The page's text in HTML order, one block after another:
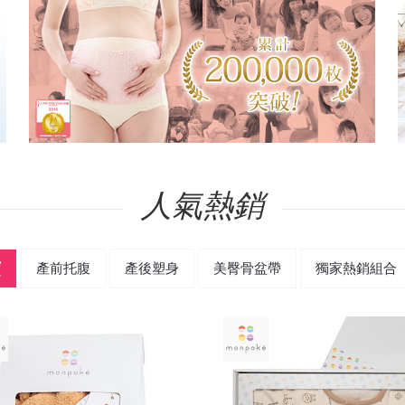
人氣熱銷
產前托腹 產後塑身 美臀骨盆帶 獨家熱銷組合